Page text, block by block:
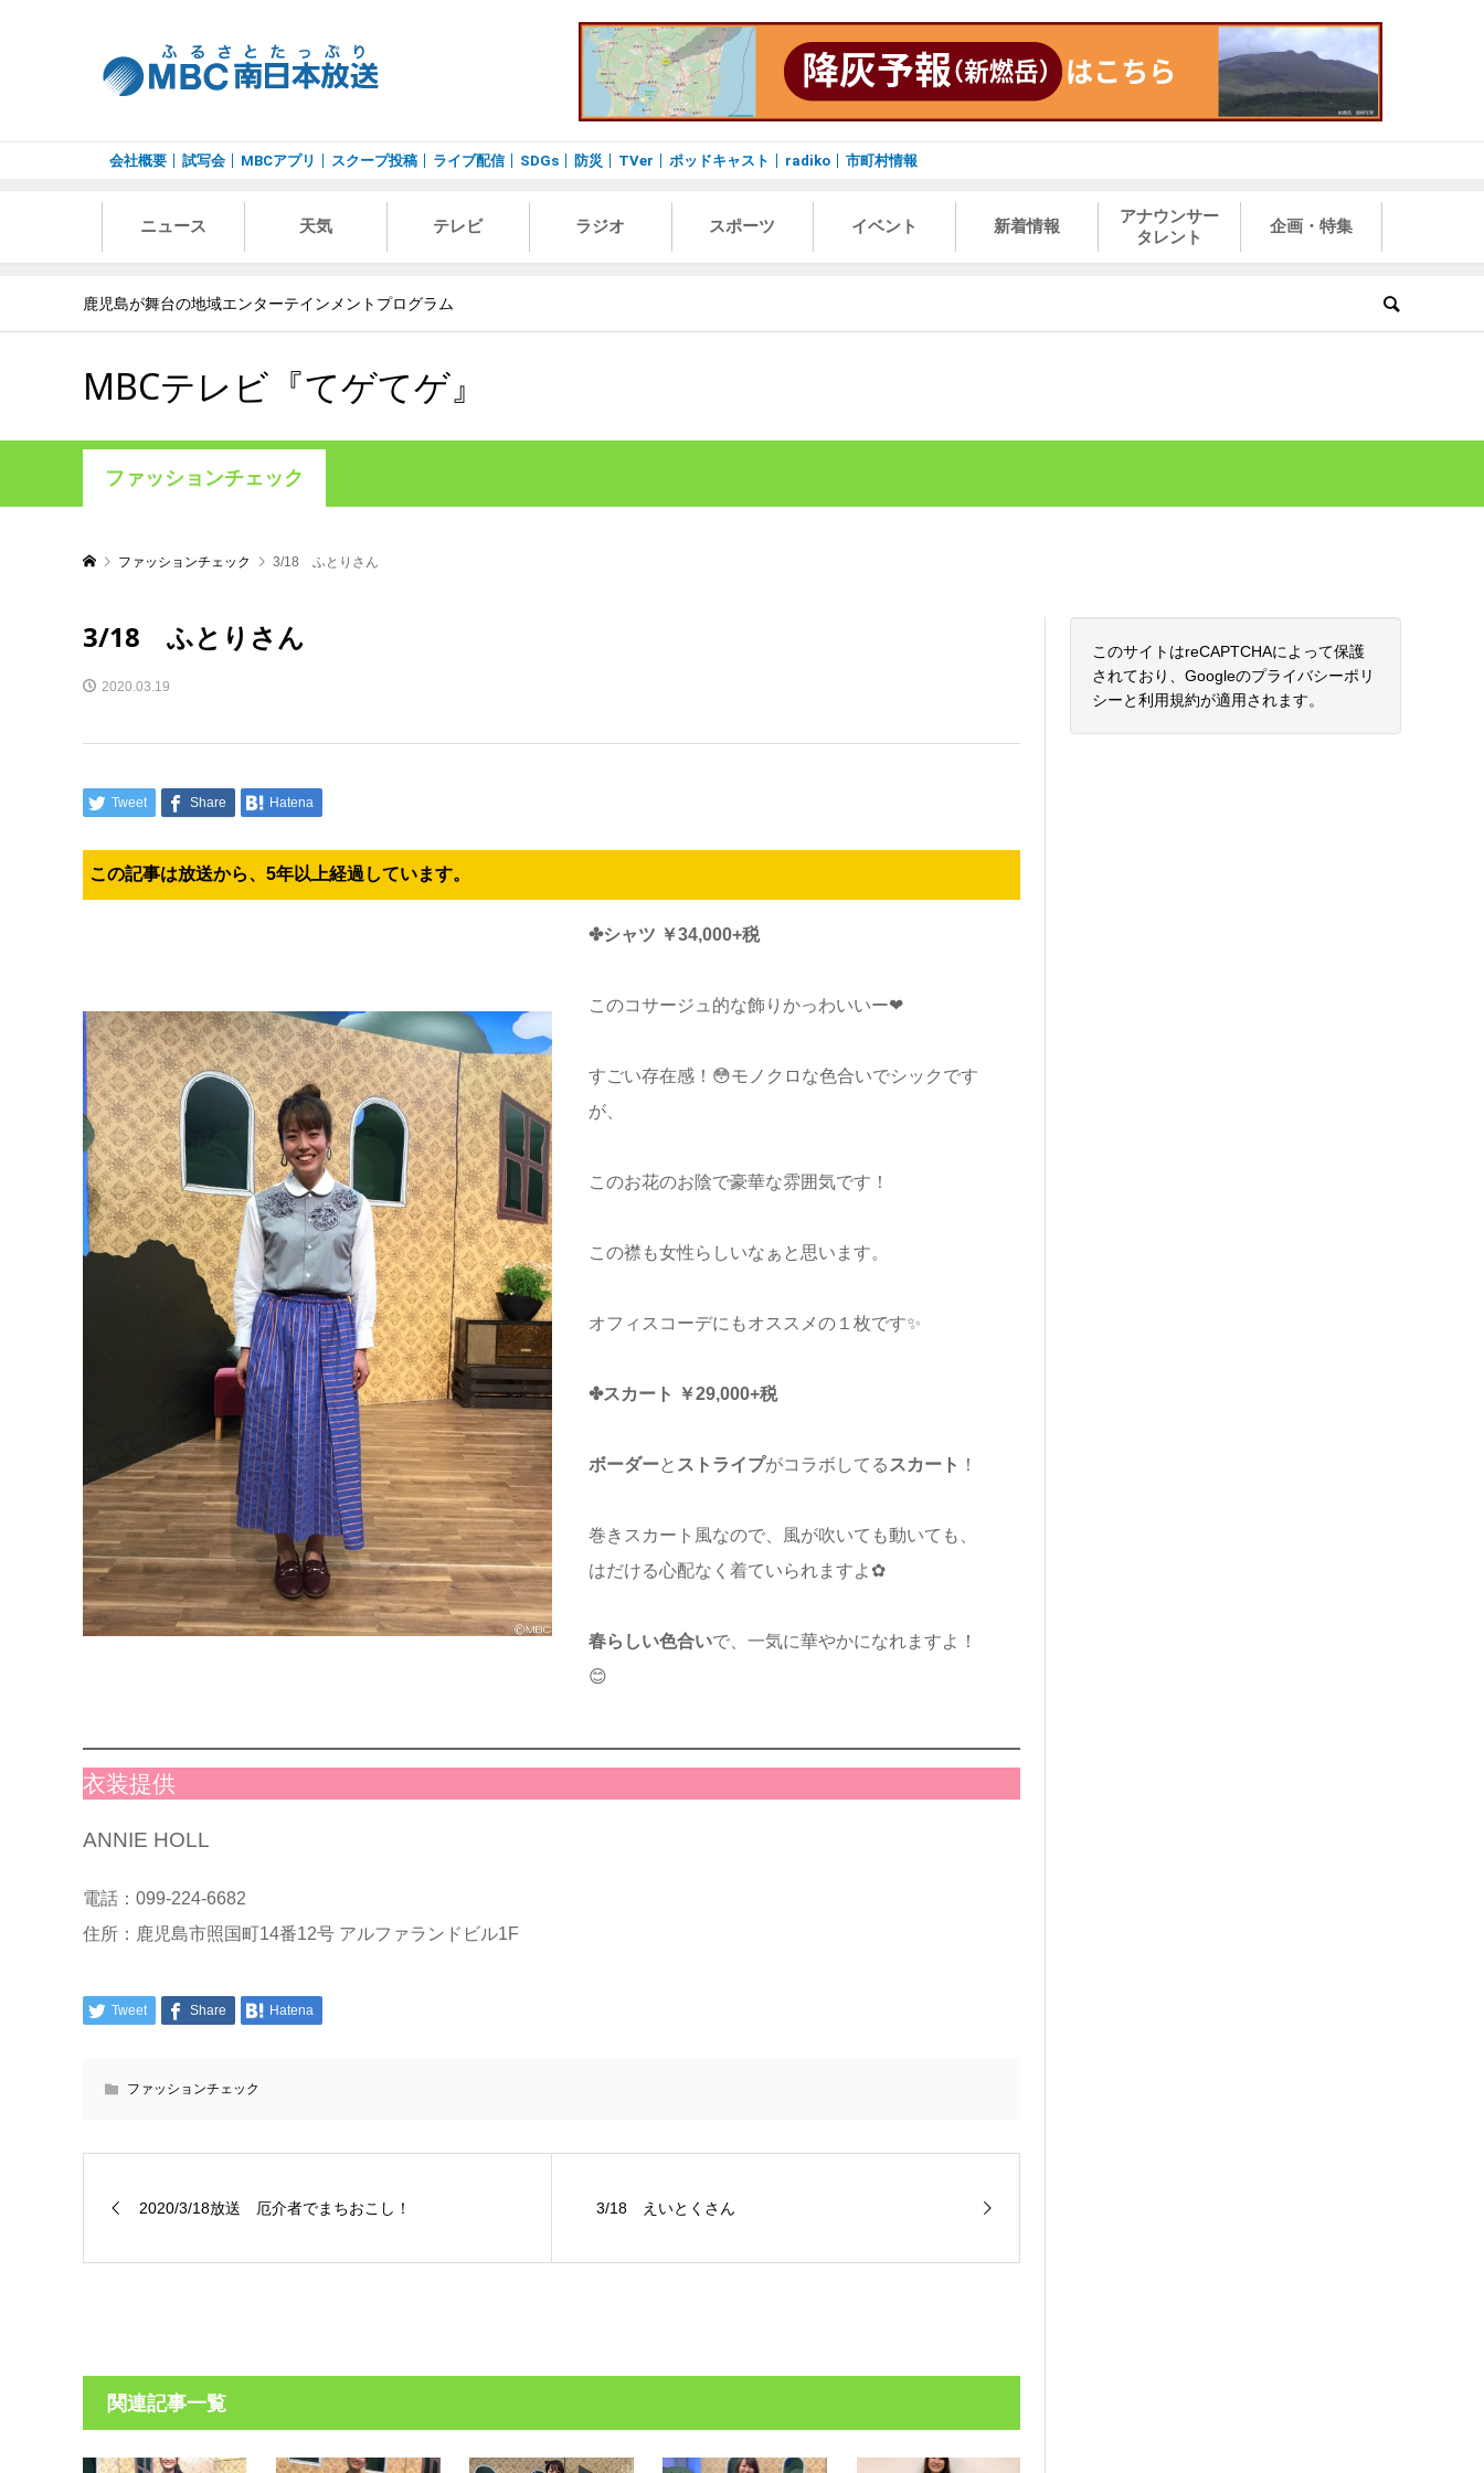
会社概要 試写会 MBCアプリ スクープ投稿 ライブ配信 SDGs 防災 TVer ポッドキャスト radiko 市町村情報
ニュース 天気 テレビ ラジオ スポーツ イベント 新着情報
アナウンサー
タレント
企画・特集
鹿児島が舞台の地域エンターテインメントプログラム
MBCテレビ『てゲてゲ』
ファッションチェック
ファッションチェック 3/18 ふとりさん
3/18 ふとりさん
2020.03.19
Tweet Share Hatena
この記事は放送から、5年以上経過しています。
✤シャツ ￥34,000+税
このコサージュ的な飾りかっわいいー❤
すごい存在感！😳モノクロな色合いでシックです
が、
このお花のお陰で豪華な雰囲気です！
この襟も女性らしいなぁと思います。
オフィスコーデにもオススメの１枚です✨
✤スカー ト ￥29,000+税
ボーダーと ストライプがコラボしてる スカート ！
巻きスカート風なので、風が吹いても動いても、
はだける心配なく着ていられますよ✿
春らしい色合いで、一気に華やかになれますよ！
😊
衣装提供
ANNIE HOLL
電話：099-224-6682
住所：鹿児島市照国町14番12号 アルファランドビル1F
Tweet Share Hatena
ファッションチェック
2020/3/18放送 厄介者でまちおこし！ 3/18 えいとくさん
関連記事一覧
このサイトはreCAPTCHAによって保護
されており、Googleのプライバシーポリ
シーと利用規約が適用されます。